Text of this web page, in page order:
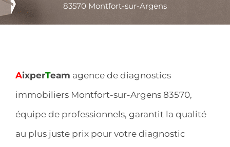
83570 Montfort-sur-Argens
AixperTeam agence de diagnostics
immobiliers Montfort-sur-Argens 83570,
équipe de professionnels, garantit la qualité
au plus juste prix pour votre diagnostic